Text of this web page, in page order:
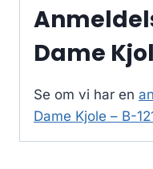
Dame
Se om vi har en
Dame Kjole – B-